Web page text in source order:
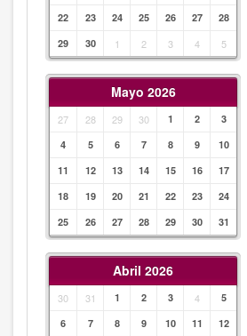
22
23 24 25 26 27
28
29
30 1 2 3 4 5
Mayo 2026
27 28 29 30 1 2
3
4
5 6 7 8 9
10
11
12 13 14 15 16
17
18
19 20 21 22 23
24
25
26 27 28 29 30 31
Abril 2026
30 31 1 2 3 4
5
6
7 8 9 10 11
12